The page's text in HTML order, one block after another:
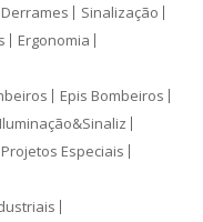
Sinalização
Ergonomia
Epis Bombeiros
Iluminação&Sinaliz
Projetos Especiais